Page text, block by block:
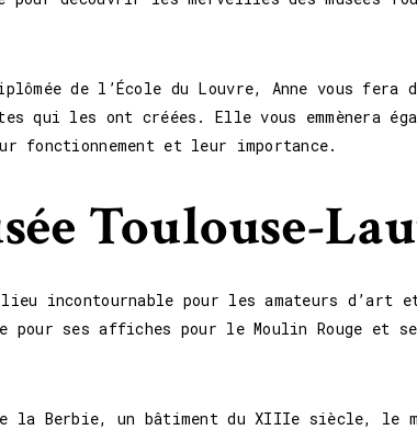
de l’École du Louvre, Anne vous
qui les ont créées. Elle vous emmènera
fonctionnement et leur importance.
Toulouse-
lieu incontournable pour les amateurs
pour ses affiches pour le Moulin Rouge et
la Berbie, un bâtiment du XIIIe siècle, le